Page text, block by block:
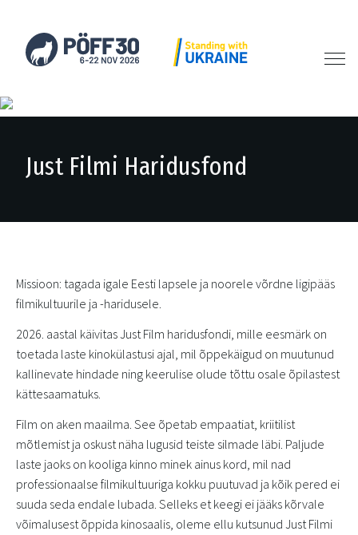
Just Filmi Haridusfond
Missioon: tagada igale Eesti lapsele ja noorele võrdne ligipääs
filmikultuurile ja -haridusele.
2026. aastal käivitas Just Film haridusfondi, mille eesmärk on
toetada laste kinokülastusi ajal, mil õppekäigud on muutunud
kallinevate hindade ning keerulise olude tõttu osale õpilastest
kättesaamatuks.
Film on aken maailma. See õpetab empaatiat, kriitilist
mõtlemist ja oskust näha lugusid teiste silmade läbi. Paljude
laste jaoks on kooliga kinno minek ainus kord, mil nad
professionaalse filmikultuuriga kokku puutuvad ja kõik pered ei
suuda seda endale lubada. Selleks et keegi ei jääks kõrvale
võimalusest õppida kinosaalis, oleme ellu kutsunud Just Filmi